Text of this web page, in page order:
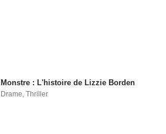
Monstre : L'histoire de Lizzie Borden
Drame,Thriller